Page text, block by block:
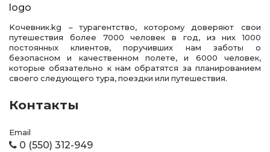
Kочевник.kg – турагентство, которому доверяют свои
путешествия более 7000 человек в год, из них 1000
постоянных клиентов, поручивших нам заботы о
безопасном и качественном полете, и 6000 человек,
которые обязательно к нам обратятся за планированием
своего следующего тура, поездки или путешествия.
Контакты
Email
0 (550) 312-949